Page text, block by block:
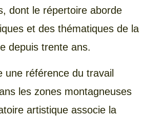
dont le répertoire aborde
et des thématiques de la
depuis trente ans.
une référence du travail
les zones montagneuses
artistique associe la